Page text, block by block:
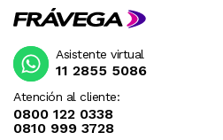
Atención al cliente:
0800 122 0338
0810 999 3728
Asistente virtual
11 2855 5086